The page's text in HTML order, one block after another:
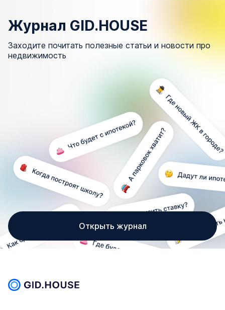
Журнал GID.HOUSE
Заходите почитать полезные статьи и новости про
недвижимость
Открыть журнал